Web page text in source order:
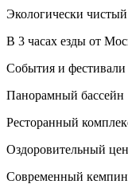
Экологически
В 3 часах езды от
События и фестивали
Панорамный бассейн
Ресторанный
Оздоровительный
Современный